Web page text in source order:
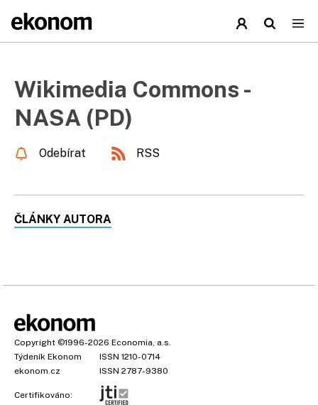
Wikimedia Commons -
NASA (PD)
Odebírat RSS
ČLÁNKY AUTORA
Copyright ©1996-2026 Economia, a.s.
Týdeník Ekonom
ISSN 1210-0714
ekonom.cz
ISSN 2787-9380
Certifikováno: